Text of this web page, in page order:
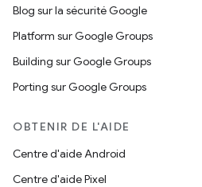
Blog sur la sécurité Google
Platform sur Google Groups
Building sur Google Groups
Porting sur Google Groups
OBTENIR DE L'AIDE
Centre d'aide Android
Centre d'aide Pixel